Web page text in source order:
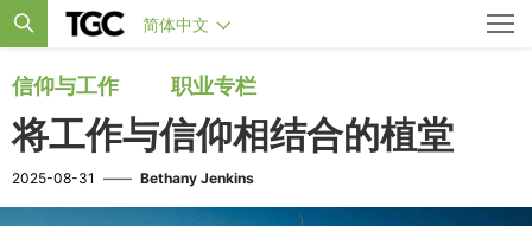
简体中文
信仰与工作 职业专栏
将工作与信仰相结合的植堂
2025-08-31 —— Bethany Jenkins